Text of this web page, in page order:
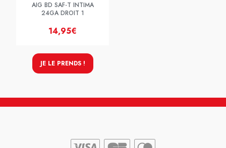
AIG BD SAF-T INTIMA
24GA DROIT 1
14,95€
JE LE PRENDS !